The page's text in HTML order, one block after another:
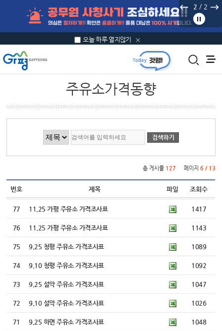
2 / 2
오늘 하루 열지않기
주유소가격동향
총 게시물 127 페이지 6 / 13
번호 제목 파일 조회수
77 11.25 가평 주유소 가격조사표 1417
76 11.25 가평 주유소 가격조사표 1143
75 9.25 청평 주유소 가격조사표 1089
74 9.10 청평 주유소 가격조사표 1092
73 9.25 설악 주유소 가격조사표 1047
72 9.10 설악 주유소 가격조사표 1026
71 9.25 하면 주유소 가격조사표 1048